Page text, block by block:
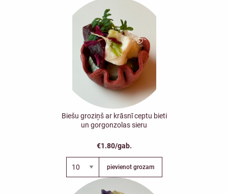
Biešu groziņš ar krāsnī ceptu bieti
un gorgonzolas sieru
€1.80/gab.
pievienot grozam